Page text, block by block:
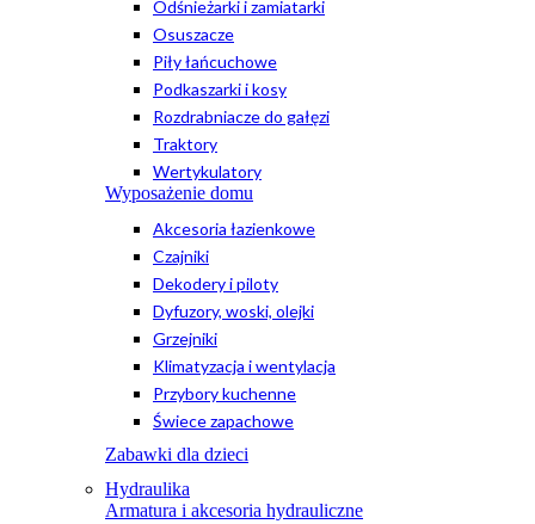
Odśnieżarki i zamiatarki
Osuszacze
Piły łańcuchowe
Podkaszarki i kosy
Rozdrabniacze do gałęzi
Traktory
Wertykulatory
Wyposażenie domu
Akcesoria łazienkowe
Czajniki
Dekodery i piloty
Dyfuzory, woski, olejki
Grzejniki
Klimatyzacja i wentylacja
Przybory kuchenne
Świece zapachowe
Zabawki dla dzieci
Hydraulika
Armatura i akcesoria hydrauliczne